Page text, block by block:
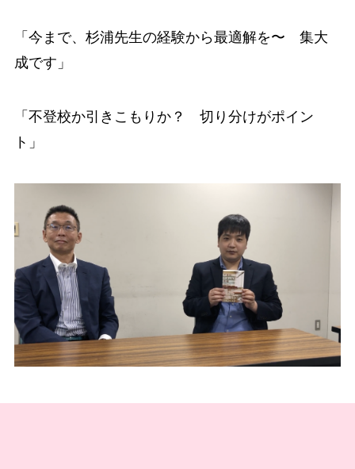
「今まで、杉浦先生の経験から最適解を〜 集大
成です」
「不登校か引きこもりか？ 切り分けがポイン
ト」